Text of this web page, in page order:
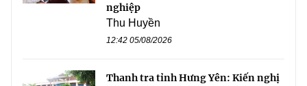
nghiệp
Thu Huyền
12:42 05/08/2026
Thanh tra tỉnh Hưng Yên: Kiến nghị